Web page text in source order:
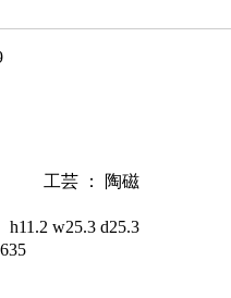
工芸 ： 陶磁
w25.3 d25.3